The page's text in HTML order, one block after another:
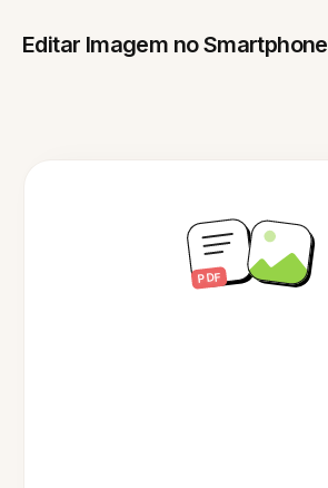
Editar Imagem no Smartphone